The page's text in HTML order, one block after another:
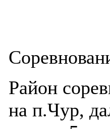
Район
на п.Чур,